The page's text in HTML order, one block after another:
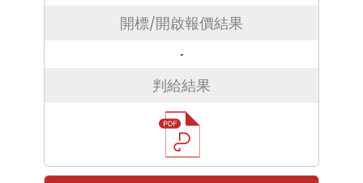
開標/開啟報價結果
-
判給結果